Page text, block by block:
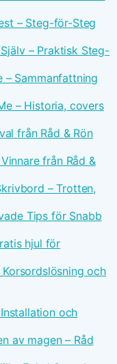
– Steg-för-Steg
– Praktisk Steg-
– Sammanfattning
– Historia, covers
från Råd & Rön
från Råd &
– Trotten,
Tips för Snabb
hjul för
och
och
av magen – Råd